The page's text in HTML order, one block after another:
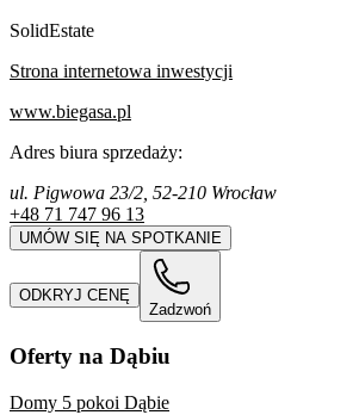
SolidEstate
Strona internetowa inwestycji
www.biegasa.pl
Adres biura sprzedaży:
ul. Pigwowa 23/2, 52-210 Wrocław
+48 71 747 96 13
UMÓW SIĘ NA SPOTKANIE
ODKRYJ CENĘ
Zadzwoń
Oferty na Dąbiu
Domy 5 pokoi Dąbie